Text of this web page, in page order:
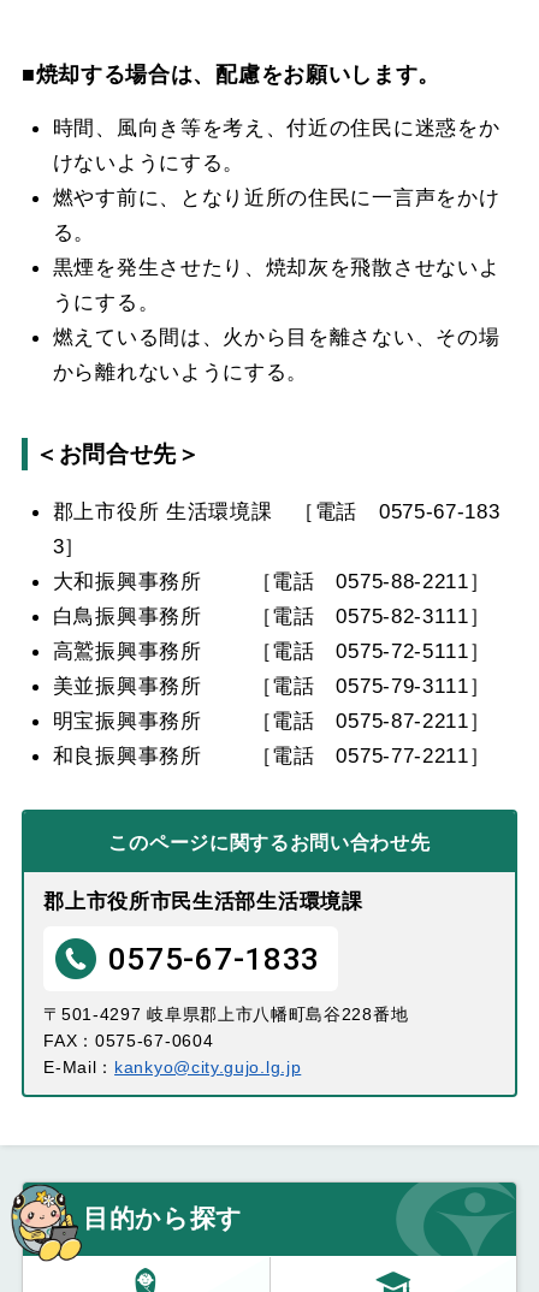
■焼却する場合は、配慮をお願いします。
時間、風向き等を考え、付近の住民に迷惑をか
けないようにする。
燃やす前に、となり近所の住民に一言声をかけ
る。
黒煙を発生させたり、焼却灰を飛散させないよ
うにする。
燃えている間は、火から目を離さない、その場
から離れないようにする。
＜お問合せ先＞
郡上市役所 生活環境課 ［電話 0575-67-183
3］
大和振興事務所 ［電話 0575-88-2211］
白鳥振興事務所 ［電話 0575-82-3111］
高鷲振興事務所 ［電話 0575-72-5111］
美並振興事務所 ［電話 0575-79-3111］
明宝振興事務所 ［電話 0575-87-2211］
和良振興事務所 ［電話 0575-77-2211］
このページに関するお問い合わせ先
郡上市役所市民生活部生活環境課
0575-67-1833
〒501-4297 岐阜県郡上市八幡町島谷228番地
FAX：0575-67-0604
E-Mail： kankyo@city.gujo.lg.jp
目的から探す